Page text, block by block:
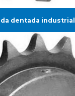
dentada industrial